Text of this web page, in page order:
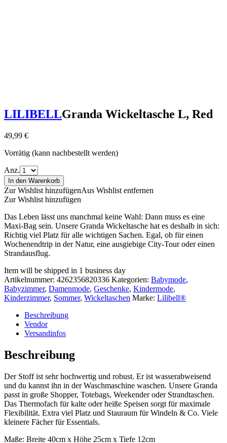
LILIBELLGranda Wickeltasche L, Red
49,99 €
Vorrätig (kann nachbestellt werden)
Anz.
In den Warenkorb
Zur Wishlist hinzufügenAus Wishlist entfernen
Zur Wishlist hinzufügen
Das Leben lässt uns manchmal keine Wahl: Dann muss es eine
Maxi-Bag sein. Unsere Granda Wickeltasche hat es deshalb in sich:
Richtig viel Platz für alle wichtigen Sachen. Egal, ob für einen
Wochenendtrip in der Natur, eine ausgiebige City-Tour oder einen
Strandausflug.
Item will be shipped in 1 business day
Artikelnummer: 4262356820336 Kategorien: Babymode,
Babyzimmer, Damenmode, Geschenke, Kindermode,
Kinderzimmer, Sommer, Wickeltaschen Marke: Lilibell®
Beschreibung
Vendor
Versandinfos
Beschreibung
Der Stoff ist sehr hochwertig und robust. Er ist wasserabweisend
und du kannst ihn in der Waschmaschine waschen. Unsere Granda
passt in große Shopper, Totebags, Weekender oder Strandtaschen.
Das Thermofach für kalte oder heiße Speisen sorgt für maximale
Flexibilität. Extra viel Platz und Stauraum für Windeln & Co. Viele
kleinere Fächer für Essentials.
Maße: Breite 40cm x Höhe 25cm x Tiefe 12cm